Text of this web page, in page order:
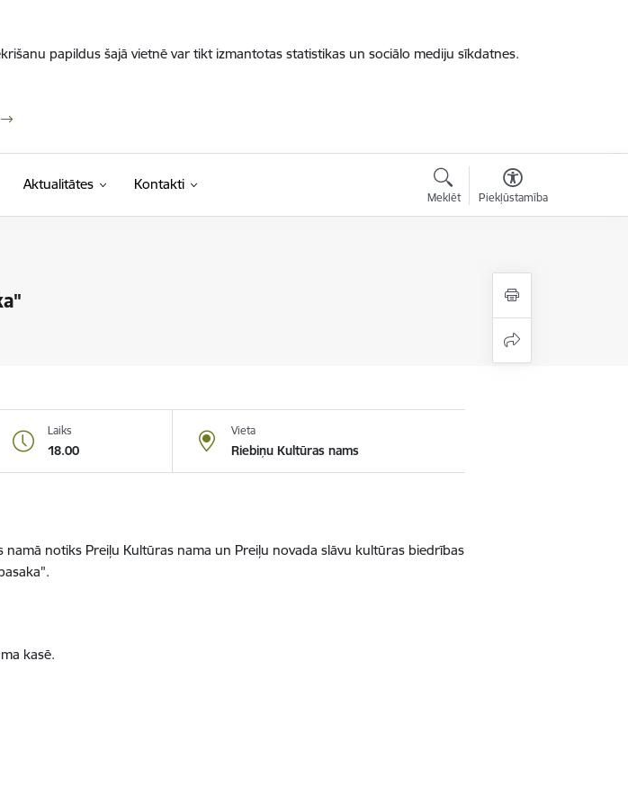
papildus šajā vietnē var tikt izmantotas statistikas un sociālo mediju sīkdatnes.
Aktualitātes Kontakti
Meklēt Piekļūstamība
Laiks
18.00
Vieta
Riebiņu Kultūras nams
namā notiks Preiļu Kultūras nama un Preiļu novada slāvu kultūras biedrības
kasē.